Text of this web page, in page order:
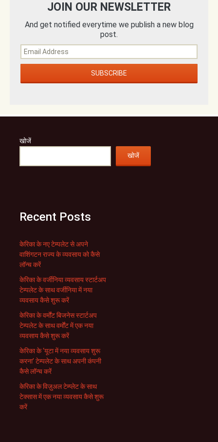
JOIN OUR NEWSLETTER
And get notified everytime we publish a new blog
post.
खोजें
खोजें
Recent Posts
केरिका के नए टेम्पलेट से अपने
वाशिंगटन राज्य के व्यवसाय को कैसे
लॉन्च करें
केरिका के वर्जीनिया व्यवसाय स्टार्टअप
टेम्पलेट के साथ वर्जीनिया में नया
व्यवसाय कैसे शुरू करें
केरिका के वर्मोंट बिजनेस स्टार्टअप
टेम्पलेट के साथ वर्मोंट में एक नया
व्यवसाय कैसे शुरू करें
केरिका के ‘यूटा में नया व्यवसाय शुरू
करना’ टेम्पलेट के साथ अपनी कंपनी
कैसे लॉन्च करें
केरिका के विज़ुअल टेम्प्लेट के साथ
टेक्सास में एक नया व्यवसाय कैसे शुरू
करें